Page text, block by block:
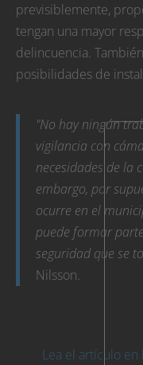
previsiblemente,
tengan una mayor
delincuencia.
posibilidades de
"No hay ningún
vigilancia con
necesidades de la
embargo, por
ocurre en el
puede formar
seguridad que se
Nilsson.
Lea el artículo en